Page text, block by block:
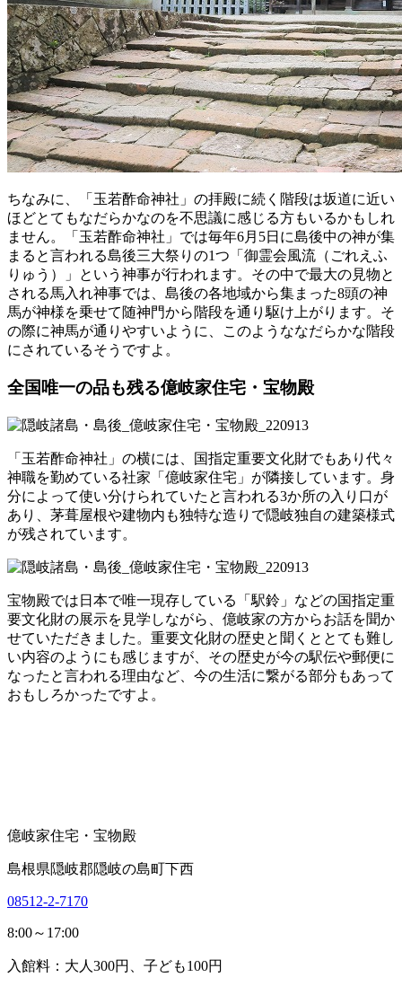
ちなみに、「玉若酢命神社」の拝殿に続く階段は坂道に近い
ほどとてもなだらかなのを不思議に感じる方もいるかもしれ
ません。「玉若酢命神社」では毎年6月5日に島後中の神が集
まると言われる島後三大祭りの1つ「御霊会風流（ごれえふ
りゅう）」という神事が行われます。その中で最大の見物と
される馬入れ神事では、島後の各地域から集まった8頭の神
馬が神様を乗せて随神門から階段を通り駆け上がります。そ
の際に神馬が通りやすいように、このようななだらかな階段
にされているそうですよ。
全国唯一の品も残る億岐家住宅・宝物殿
「玉若酢命神社」の横には、国指定重要文化財でもあり代々
神職を勤めている社家「億岐家住宅」が隣接しています。身
分によって使い分けられていたと言われる3か所の入り口が
あり、茅葺屋根や建物内も独特な造りで隠岐独自の建築様式
が残されています。
宝物殿では日本で唯一現存している「駅鈴」などの国指定重
要文化財の展示を見学しながら、億岐家の方からお話を聞か
せていただきました。重要文化財の歴史と聞くととても難し
い内容のようにも感じますが、その歴史が今の駅伝や郵便に
なったと言われる理由など、今の生活に繋がる部分もあって
おもしろかったですよ。
億岐家住宅・宝物殿
島根県隠岐郡隠岐の島町下西
08512-2-7170
8:00～17:00
入館料：大人300円、子ども100円